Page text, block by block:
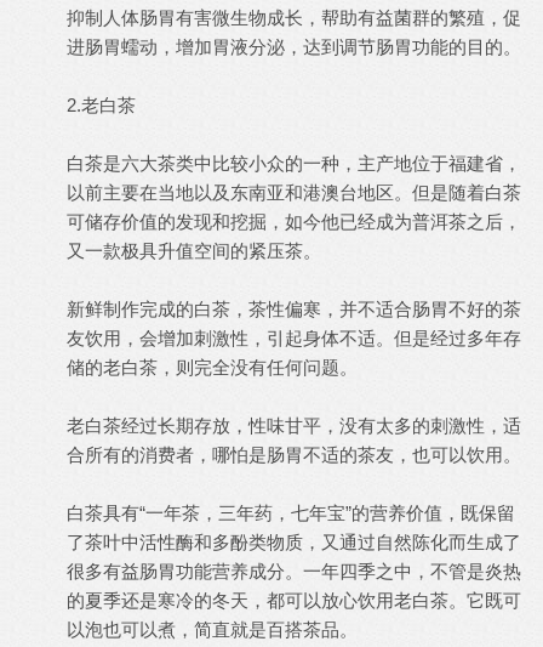
抑制人体肠胃有害微生物成长，帮助有益菌群的繁殖，促
进肠胃蠕动，增加胃液分泌，达到调节肠胃功能的目的。
2.老白茶
白茶是六大茶类中比较小众的一种，主产地位于福建省，
以前主要在当地以及东南亚和港澳台地区。但是随着白茶
可储存价值的发现和挖掘，如今他已经成为普洱茶之后，
又一款极具升值空间的紧压茶。
新鲜制作完成的白茶，茶性偏寒，并不适合肠胃不好的茶
友饮用，会增加刺激性，引起身体不适。但是经过多年存
储的老白茶，则完全没有任何问题。
老白茶经过长期存放，性味甘平，没有太多的刺激性，适
合所有的消费者，哪怕是肠胃不适的茶友，也可以饮用。
白茶具有“一年茶，三年药，七年宝”的营养价值，既保留
了茶叶中活性酶和多酚类物质，又通过自然陈化而生成了
很多有益肠胃功能营养成分。一年四季之中，不管是炎热
的夏季还是寒冷的冬天，都可以放心饮用老白茶。它既可
以泡也可以煮，简直就是百搭茶品。